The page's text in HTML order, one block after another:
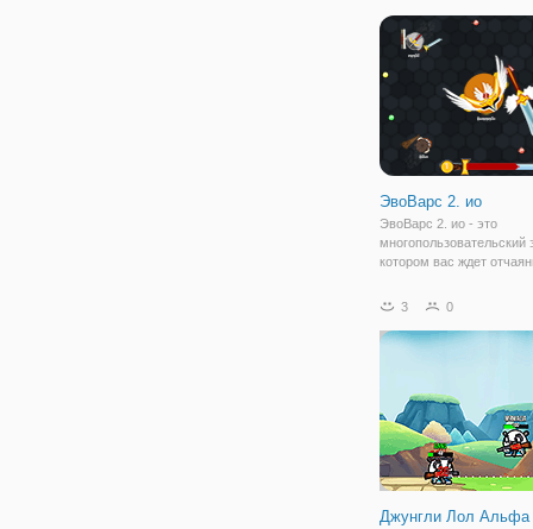
окружении
противников. Каждый из
вооружен и
ЭвоВарс 2. ио
ЭвоВарс 2. ио - это
многопользовательский
котором вас ждет
многочисленными
над вами. Главное
3 0
Джунгли Лол Альфа